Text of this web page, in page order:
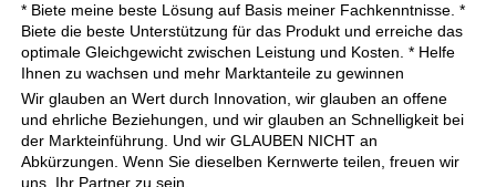
* Biete meine beste Lösung auf Basis meiner Fachkenntnisse. *
Biete die beste Unterstützung für das Produkt und erreiche das
optimale Gleichgewicht zwischen Leistung und Kosten. * Helfe
Ihnen zu wachsen und mehr Marktanteile zu gewinnen
Wir glauben an Wert durch Innovation, wir glauben an offene
und ehrliche Beziehungen, und wir glauben an Schnelligkeit bei
der Markteinführung. Und wir GLAUBEN NICHT an
Abkürzungen. Wenn Sie dieselben Kernwerte teilen, freuen wir
uns, Ihr Partner zu sein.